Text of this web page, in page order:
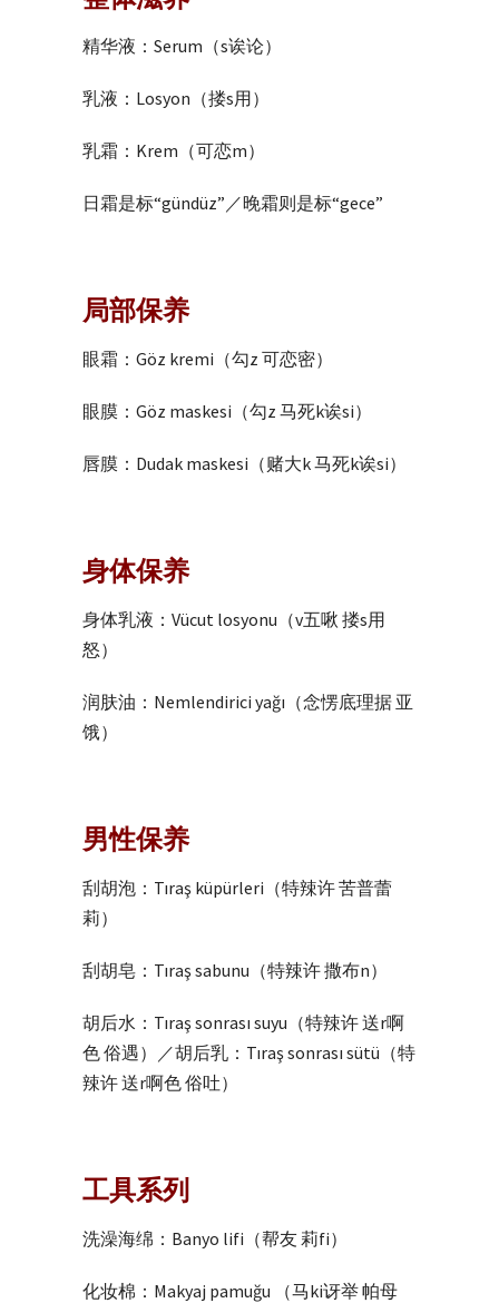
精华液：Serum（s诶论）
乳液：Losyon（搂s用）
乳霜：Krem（可恋m）
日霜是标“gündüz”／晚霜则是标“gece”
局部保养
眼霜：Göz kremi（勾z 可恋密）
眼膜：Göz maskesi（勾z 马死k诶si）
唇膜：Dudak maskesi（赌大k 马死k诶si）
身体保养
身体乳液：Vücut losyonu（v五啾 搂s用
怒）
润肤油：Nemlendirici yağı（念愣底理据 亚
饿）
男性保养
刮胡泡：Tıraş küpürleri（特辣许 苦普蕾
莉）
刮胡皂：Tıraş sabunu（特辣许 撒布n）
胡后水：Tıraş sonrası suyu（特辣许 送r啊
色 俗遇）／胡后乳：Tıraş sonrası sütü（特
辣许 送r啊色 俗吐）
工具系列
洗澡海绵：Banyo lifi（帮友 莉fi）
化妆棉：Makyaj pamuğu （马ki讶举 帕母